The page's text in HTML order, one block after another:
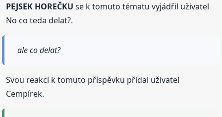
PEJSEK HOREČKU se k tomuto tématu vyjádřil uživatel
No co teda delat?.
ale co delat?
Svou reakci k tomuto příspěvku přidal uživatel
Cempírek.